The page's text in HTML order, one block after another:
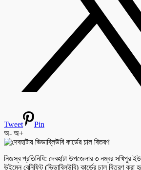
Tweet
Pin
অ- অ+
নিজস্ব প্রতিনিধি: দেবহাটা উপজেলার ৩ নম্বর সখিপুর
উইমেন বেনিফিট (ভিডাব্লিউবি) কার্ডের চাল বিতরণ